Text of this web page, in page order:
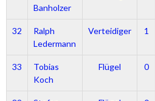
Banholzer
32
Ralph
Ledermann
Verteidiger 1
33
Tobias
Koch
Flügel 0